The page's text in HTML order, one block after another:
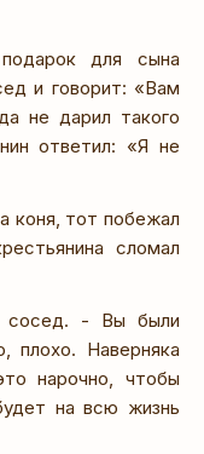
для сына
и говорит: «Вам
не дарил такого
ответил: «Я не
коня, тот побежал
сломал
сосед. - Вы были
плохо. Наверняка
нарочно, чтобы
на всю жизнь